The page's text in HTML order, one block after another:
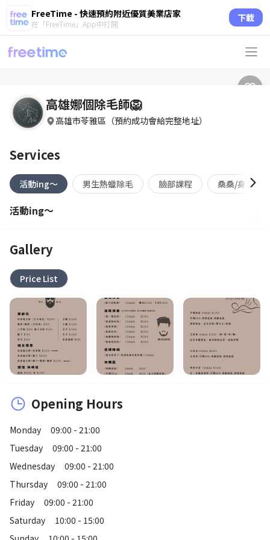
FreeTime - 快速預約附近優質美業店家
在「FreeTime」App中打開 下載
高雄娜個除毛師🦁
高雄市苓雅區（預約成功會給完整地址）
Services
活動ing～ 男生熱蠟除毛 臉部課程 桑桑/身體去
活動ing～
Gallery
Price List
Opening Hours
Monday
09:00 - 21:00
Tuesday
09:00 - 21:00
Wednesday
09:00 - 21:00
Thursday
09:00 - 21:00
Friday
09:00 - 21:00
Saturday
10:00 - 15:00